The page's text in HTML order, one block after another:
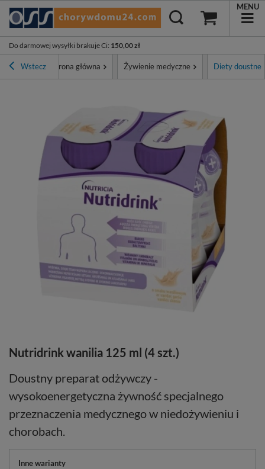
Do darmowej wysyłki brakuje Ci: 150,00 zł
MENU
Wstecz Strona główna Żywienie medyczne Diety doustne
Nutridrink wanilia 125 ml (4 szt.)
Doustny preparat odżywczy -
wysokoenergetyczna żywność specjalnego
przeznaczenia medycznego w niedożywieniu i
chorobach.
Inne warianty